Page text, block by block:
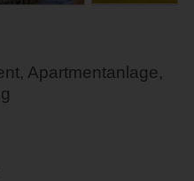
Apartmentanlage,